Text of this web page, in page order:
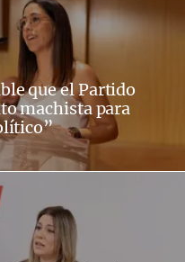
que el Partido
machista para